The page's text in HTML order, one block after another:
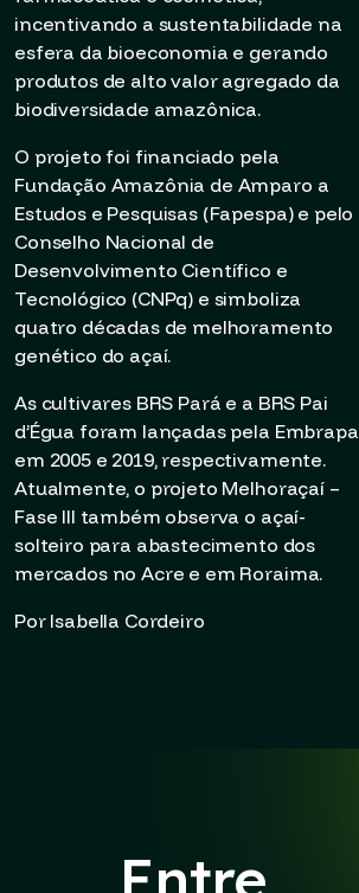
incentivando a sustentabilidade na
esfera da bioeconomia e gerando
produtos de alto valor agregado da
biodiversidade amazônica.
O projeto foi financiado pela
Fundação Amazônia de Amparo a
Estudos e Pesquisas (Fapespa) e pelo
Conselho Nacional de
Desenvolvimento Científico e
Tecnológico (CNPq) e simboliza
quatro décadas de melhoramento
genético do açaí.
As cultivares BRS Pará e a BRS Pai
d’Égua foram lançadas pela Embrapa
em 2005 e 2019, respectivamente.
Atualmente, o projeto Melhoraçaí –
Fase III também observa o açaí-
solteiro para abastecimento dos
mercados no Acre e em Roraima.
Por Isabella Cordeiro
Entre